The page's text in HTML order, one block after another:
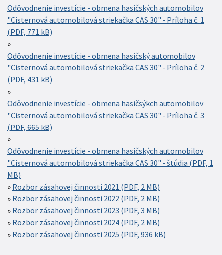
Odôvodnenie investície - obmena hasičských automobilov
"Cisternová automobilová striekačka CAS 30" - Príloha č. 1
(PDF, 771 kB)
Odôvodnenie investície - obmena hasičský automobilov
"Cisternová automobilová striekačka CAS 30" - Príloha č. 2
(PDF, 431 kB)
Odôvodnenie investície - obmena hasičsýkch automobilov
"Cisternová automobilová striekačka CAS 30" - Príloha č. 3
(PDF, 665 kB)
Odôvodnenie investície - obmena hasičských automobilov
"Cisternová automobilová striekačka CAS 30" - štúdia (PDF, 1
MB)
Rozbor zásahovej činnosti 2021 (PDF, 2 MB)
Rozbor zásahovej činnosti 2022 (PDF, 2 MB)
Rozbor zásahovej činnosti 2023 (PDF, 3 MB)
Rozbor zásahovej činnosti 2024 (PDF, 2 MB)
Rozbor zásahovej činnosti 2025 (PDF, 936 kB)